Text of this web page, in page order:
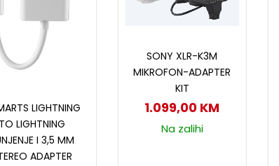
LIGHTNING
LIGHTNING
I 3,5 MM
ADAPTER
SONY XLR-K3M
MIKROFON-ADAPTER
KIT
1.099,00 KM
Na zalihi